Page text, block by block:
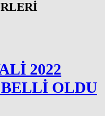
2022
OLDU